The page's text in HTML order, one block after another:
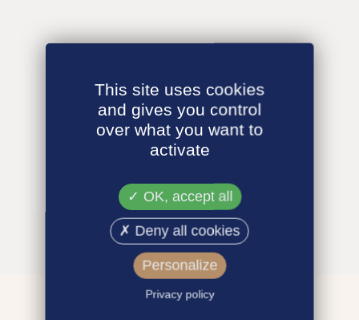
This site uses cookies
and gives you control
over what you want to
activate
OK, accept all
Deny all cookies
Personalize
Privacy policy